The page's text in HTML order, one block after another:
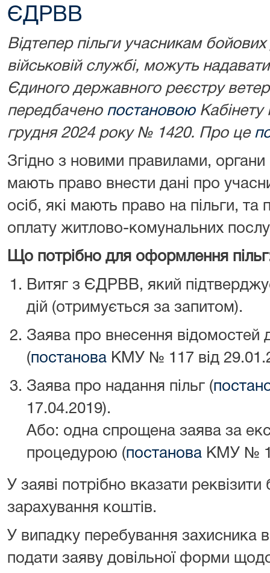
ЄДРВВ
Відтепер пільги учасникам
військовій службі, можуть
Єдиного державного реєстру
передбачено постановоюКабінету
грудня 2024 року № 1420. Про це
Згідно з новими правилами,
мають право внести дані про
осіб, які мають право на пільги, та
оплату житлово-комунальних
Що потрібно для оформлення
Витяг з ЄДРВВ, який
дій (отримується за запитом).
Заява про внесення відомостей
(постанова КМУ № 117 від
Заява про надання пільг (
17.04.2019).
Або: одна спрощена заява за
процедурою (постанова КМУ №
У заяві потрібно вказати
зарахування коштів.
У випадку перебування захисника
подати заяву довільної форми